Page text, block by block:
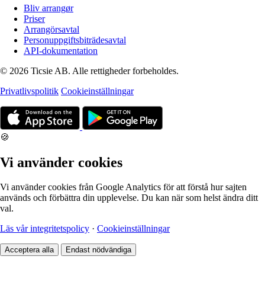
Bliv arrangør
Priser
Arrangörsavtal
Personuppgiftsbiträdesavtal
API-dokumentation
© 2026 Ticsie AB. Alle rettigheder forbeholdes.
Privatlivspolitik Cookieinställningar
🍪
Vi använder cookies
Vi använder cookies från Google Analytics för att förstå hur sajten
används och förbättra din upplevelse. Du kan när som helst ändra ditt
val.
Läs vår integritetspolicy · Cookieinställningar
Acceptera alla Endast nödvändiga